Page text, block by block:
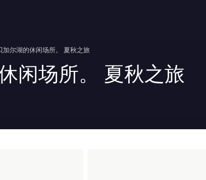
加尔湖的休闲场所。 夏秋之旅
闲场所。 夏秋之旅